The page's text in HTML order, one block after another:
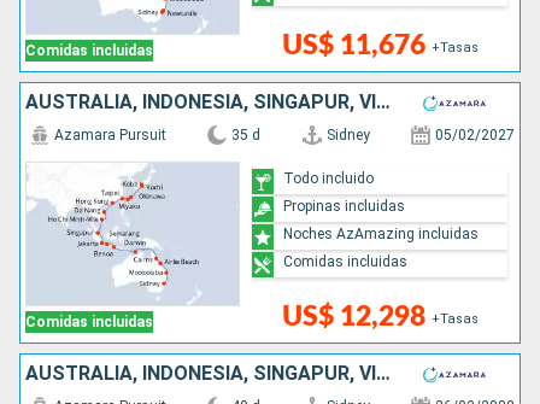
Comidas incluidas US$ 11,676 +Tasas
AUSTRALIA, INDONESIA, SINGAPUR, VIETNAM, CHINA, TAIWÁN, JAPÓN
Comidas incluidas
Azamara Pursuit 35 d Sidney 05/02/2027
US$ 12,298 +Tasas
Todo incluido
Propinas incluidas
Noches AzAmazing incluidas
Comidas incluidas
AUSTRALIA, INDONESIA, SINGAPUR, VIETNAM, CHINA, TAIWÁN, JAPÓN, COREA DEL SUR